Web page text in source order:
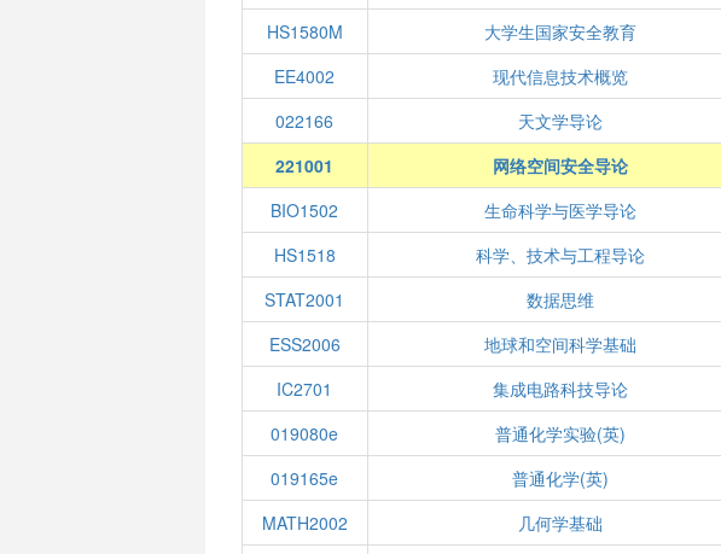
HS1580M
大学生国家安全教育
EE4002
现代信息技术概览
022166
天文学导论
221001
网络空间安全导论
BIO1502
生命科学与医学导论
HS1518
科学、技术与工程导论
STAT2001
数据思维
ESS2006
地球和空间科学基础
IC2701
集成电路科技导论
019080e
普通化学实验(英)
019165e
普通化学(英)
MATH2002
几何学基础